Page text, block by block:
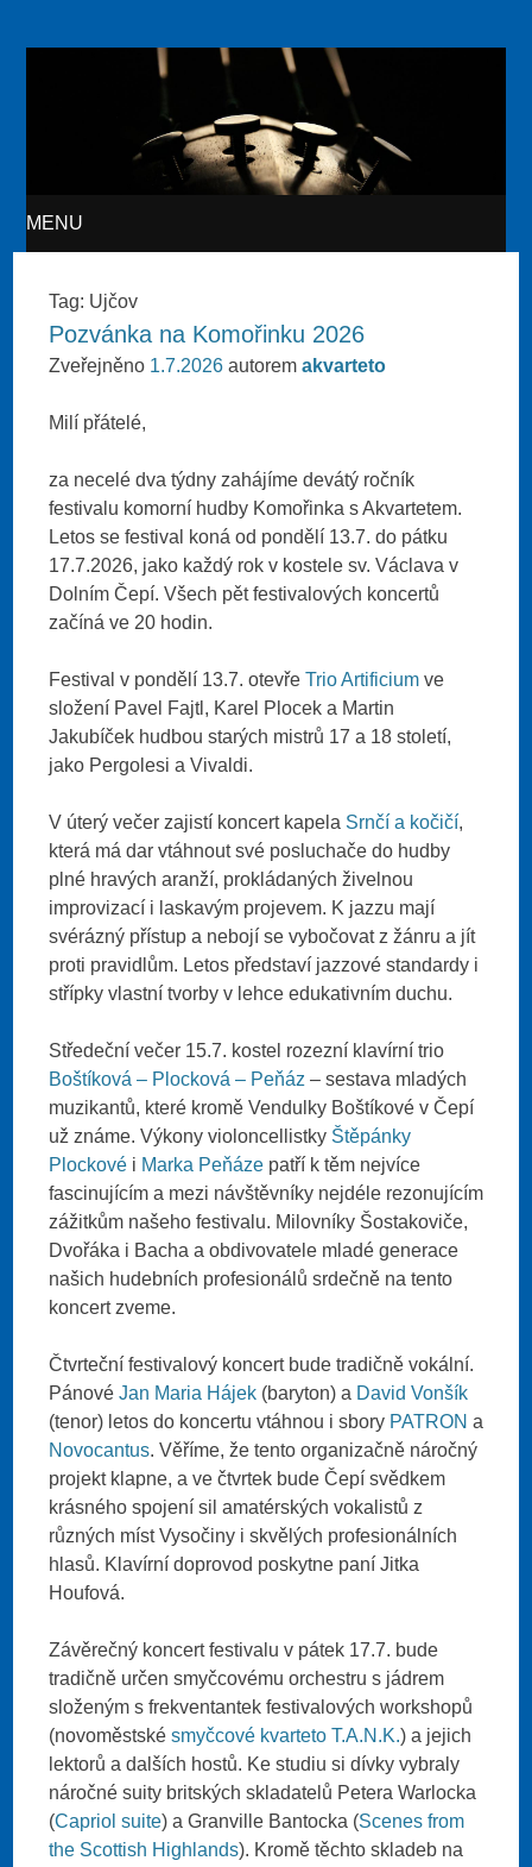
Akvarteto
MENU
Tag: Ujčov
Pozvánka na Komořinku 2026
Zveřejněno 1.7.2026 autoremakvarteto
Milí přátelé,
za necelé dva týdny zahájíme devátý ročník
festivalu komorní hudby Komořinka s Akvartetem.
Letos se festival koná od pondělí 13.7. do pátku
17.7.2026, jako každý rok v kostele sv. Václava v
Dolním Čepí. Všech pět festivalových koncertů
začíná ve 20 hodin.
Festival v pondělí 13.7. otevřeTrio Artificium ve
složení Pavel Fajtl, Karel Plocek a Martin
Jakubíček hudbou starých mistrů 17 a 18 století,
jako Pergolesi a Vivaldi.
V úterý večer zajistí koncert kapela Srnčí a kočičí,
která má dar vtáhnout své posluchače do hudby
plné hravých aranží, prokládaných živelnou
improvizací i laskavým projevem. K jazzu mají
svérázný přístup a nebojí se vybočovat z žánru a jít
proti pravidlům. Letos představí jazzové standardy i
střípky vlastní tvorby v lehce edukativním duchu.
Středeční večer 15.7. kostel rozezní klavírní trio
Boštíková – Plocková – Peňáz – sestava mladých
muzikantů, které kromě Vendulky Boštíkové v Čepí
už známe. Výkony violoncellistky Štěpánky
Plockové i Marka Peňáze patří k těm nejvíce
fascinujícím a mezi návštěvníky nejdéle rezonujícím
zážitkům našeho festivalu. Milovníky Šostakoviče,
Dvořáka i Bacha a obdivovatele mladé generace
našich hudebních profesionálů srdečně na tento
koncert zveme.
Čtvrteční festivalový koncert bude tradičně vokální.
PánovéJan Maria Hájek (baryton) a David Vonšík
(tenor) letos do koncertu vtáhnou i sbory PATRONa
Novocantus. Věříme, že tento organizačně náročný
projekt klapne, a ve čtvrtek bude Čepí svědkem
krásného spojení sil amatérských vokalistů z
různých míst Vysočiny i skvělých profesionálních
hlasů. Klavírní doprovod poskytne paní Jitka
Houfová.
Závěrečný koncert festivalu v pátek 17.7. bude
tradičně určen smyčcovému orchestru s jádrem
složeným s frekventantek festivalových workshopů
(novoměstskésmyčcové kvarteto T.A.N.K.) a jejich
lektorů a dalších hostů. Ke studiu si dívky vybraly
náročné suity britských skladatelů Petera Warlocka
(Capriol suite) a Granville Bantocka (Scenes from
the Scottish Highlands). Kromě těchto skladeb na